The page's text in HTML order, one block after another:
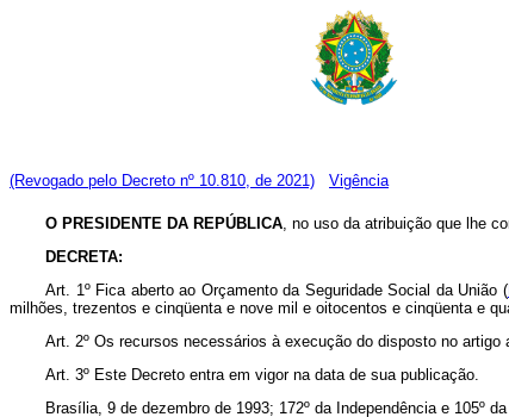
(Revogado pelo Decreto nº 10.810, de 2021) Vigência
O PRESIDENTE DA REPÚBLICA, no uso da atribuição que lhe
DECRETA:
Art. 1º Fica aberto ao Orçamento da Seguridade Social da União (
milhões, trezentos e cinqüenta e nove mil e oitocentos e cinqüenta e
Art. 2º Os recursos necessários à execução do disposto no
Art. 3º Este Decreto entra em vigor na data de sua publicação.
Brasília, 9 de dezembro de 1993; 172º da Independência e 105º